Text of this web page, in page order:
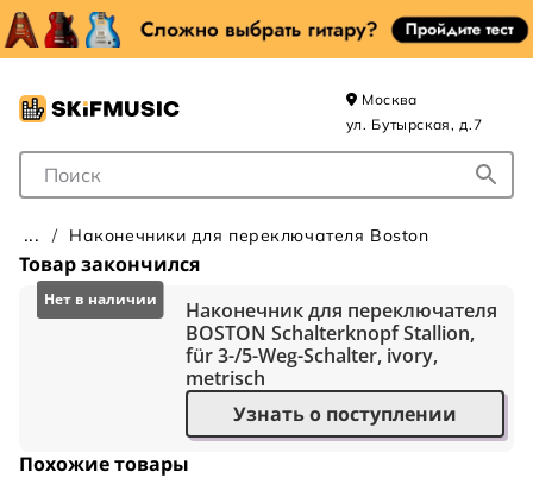
Поле для Поиска
Москва
ул. Бутырская, д.7
Наконечники для переключателя Boston
Товар закончился
Наконечник для переключателя
BOSTON Schalterknopf Stallion,
für 3-/5-Weg-Schalter, ivory,
metrisch
Узнать о поступлении
Похожие товары